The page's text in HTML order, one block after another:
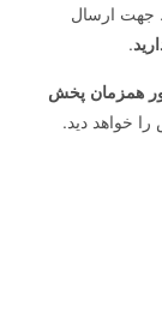
جهت ارسال
.
همزمان پخش
خواهد دید.